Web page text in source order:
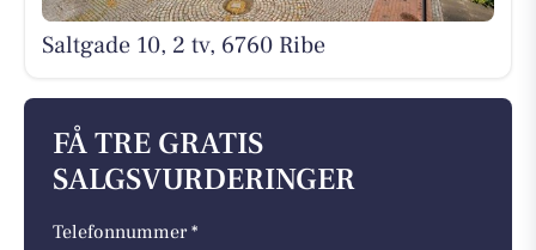
Saltgade 10, 2 tv, 6760 Ribe
FÅ TRE GRATIS
SALGSVURDERINGER
Telefonnummer *